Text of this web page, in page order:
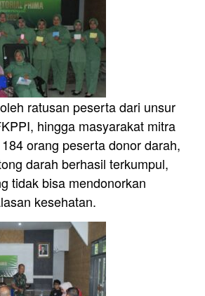
ratusan peserta dari unsur
hingga masyarakat mitra
orang peserta donor darah,
darah berhasil terkumpul,
tidak bisa mendonorkan
kesehatan.